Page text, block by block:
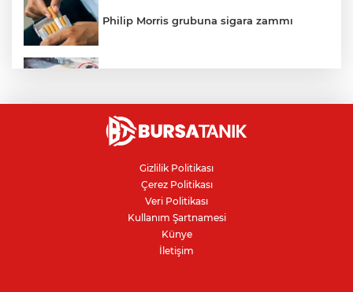
Philip Morris grubuna sigara zammı
Nilüfer'de kaldırım işgallerine zabıta
denetimi
Bursa'da 100 dönümde hayvansal
gübreyle nektarin ve armut üretiyor
Resmi Gazete’de yayımlandı: Kritik yeşil
Gizlilik Politikası
Çerez Politikası
Veri Politikası
Kullanım Şartnamesi
Künye
İletişim